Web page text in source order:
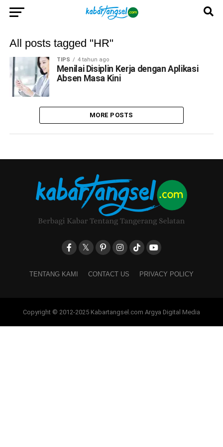
All posts tagged "HR"
TIPS 4 tahun ago
Menilai Disiplin Kerja dengan Aplikasi
Absen Masa Kini
MORE POSTS
TENTANG KAMI CONTACT US PRIVACY POLICY
Copyright © 2012-2025 Kabartangsel.com Argya Digital Media